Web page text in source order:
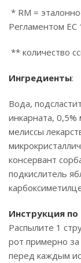
* RM =
Регламентом ЕС
** количество
Ингредиенты:
Вода,
инкарната, 0,5%
мелиссы
консервант
подкислитель
Инструкция
Распылите 1
рот примерно
перед каждым